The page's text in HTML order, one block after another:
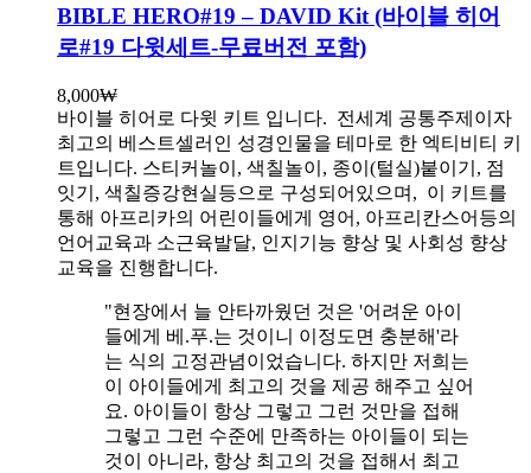
BIBLE HERO#19 – DAVID Kit (바이블 히어
로#19 다윗세트-무료버전 포함)
8,000₩
바이블 히어로 다윗 키트 입니다. 전세계 공통주제이자
최고의 베스트셀러인 성경인물을 테마로 한 엑티비티 키
트입니다. 스티커놀이, 색칠놀이, 종이(털실)붙이기, 점
잇기, 색칠증강현실등으로 구성되어있으며, 이 키트를
통해 아프리카의 어린이들에게 영어, 아프리칸스어등의
언어교육과 소근육발달, 인지기능 향상 및 사회성 향상
교육을 진행합니다.
"현장에서 늘 안타까웠던 것은 '어려운 아이
들에게 베.푸.는 것이니 이정도면 충분해'라
는 식의 고정관념이었습니다. 하지만 저희는
이 아이들에게 최고의 것을 제공 해주고 싶어
요. 아이들이 항상 그렇고 그런 것만을 접해
그렇고 그런 수준에 만족하는 아이들이 되는
것이 아니라, 항상 최고의 것을 접해서 최고